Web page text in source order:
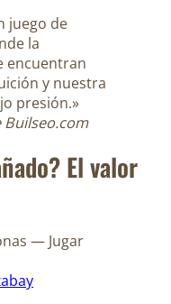
juego de
la
encuentran
y nuestra
presión.»
El valor